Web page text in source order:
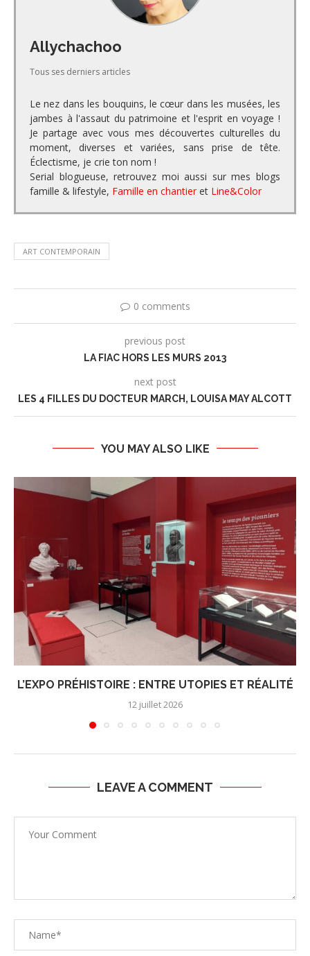
Allychachoo
Tous ses derniers articles
Le nez dans les bouquins, le cœur dans les musées, les
jambes à l'assaut du patrimoine et l'esprit en voyage !
Je partage avec vous mes découvertes culturelles du
moment, diverses et variées, sans prise de tête.
Éclectisme, je crie ton nom !
Serial blogueuse, retrouvez moi aussi sur mes blogs
famille & lifestyle, Famille en chantier et Line&Color
ART CONTEMPORAIN
0 comments
previous post
LA FIAC HORS LES MURS 2013
next post
LES 4 FILLES DU DOCTEUR MARCH, LOUISA MAY ALCOTT
YOU MAY ALSO LIKE
L’EXPO PRÉHISTOIRE : ENTRE UTOPIES ET RÉALITÉ
12 juillet 2026
LEAVE A COMMENT